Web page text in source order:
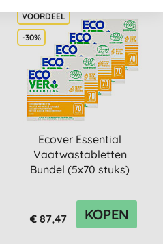
-30%
Ecover Essential
Vaatwastabletten
Bundel (5x70 stuks)
€ 87,47 KOPEN